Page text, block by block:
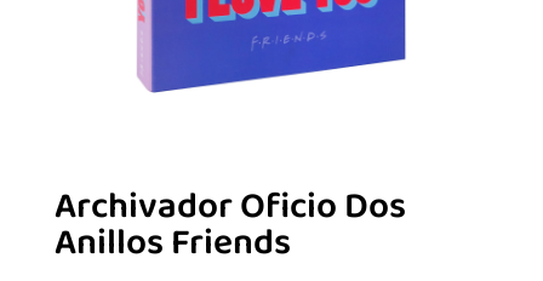
Archivador Oficio Dos
Anillos Friends